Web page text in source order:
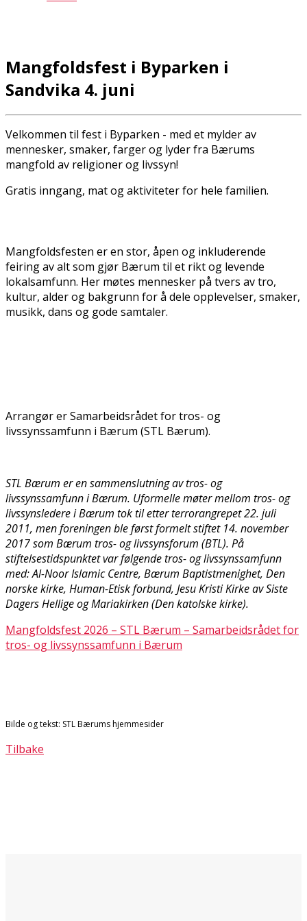
Mangfoldsfest i Byparken i
Sandvika 4. juni
Velkommen til fest i Byparken - med et mylder av
mennesker, smaker, farger og lyder fra Bærums
mangfold av religioner og livssyn!
Gratis inngang, mat og aktiviteter for hele familien.
Mangfoldsfesten er en stor, åpen og inkluderende
feiring av alt som gjør Bærum til et rikt og levende
lokalsamfunn. Her møtes mennesker på tvers av tro,
kultur, alder og bakgrunn for å dele opplevelser, smaker,
musikk, dans og gode samtaler.
Arrangør er Samarbeidsrådet for tros- og
livssynssamfunn i Bærum (STL Bærum).
STL Bærum er en sammenslutning av tros- og
livssynssamfunn i Bærum. Uformelle møter mellom tros- og
livssynsledere i Bærum tok til etter terrorangrepet 22. juli
2011, men foreningen ble først formelt stiftet 14. november
2017 som Bærum tros- og livssynsforum (BTL). På
stiftelsestidspunktet var følgende tros- og livssynssamfunn
med: Al-Noor Islamic Centre, Bærum Baptistmenighet, Den
norske kirke, Human-Etisk forbund, Jesu Kristi Kirke av Siste
Dagers Hellige og Mariakirken (Den katolske kirke).
Mangfoldsfest 2026 – STL Bærum – Samarbeidsrådet for
tros- og livssynssamfunn i Bærum
Bilde og tekst: STL Bærums hjemmesider
Tilbake